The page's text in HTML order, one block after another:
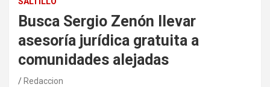
Busca Sergio Zenón llevar
asesoría jurídica gratuita a
comunidades alejadas
Redaccion